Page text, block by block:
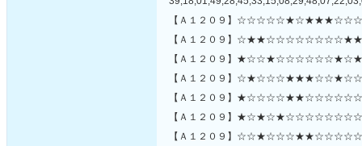
【Ａ１２０９】
【Ａ１２０９】
【Ａ１２０９】
【Ａ１２０９】
【Ａ１２０９】
【Ａ１２０９】
【Ａ１２０９】